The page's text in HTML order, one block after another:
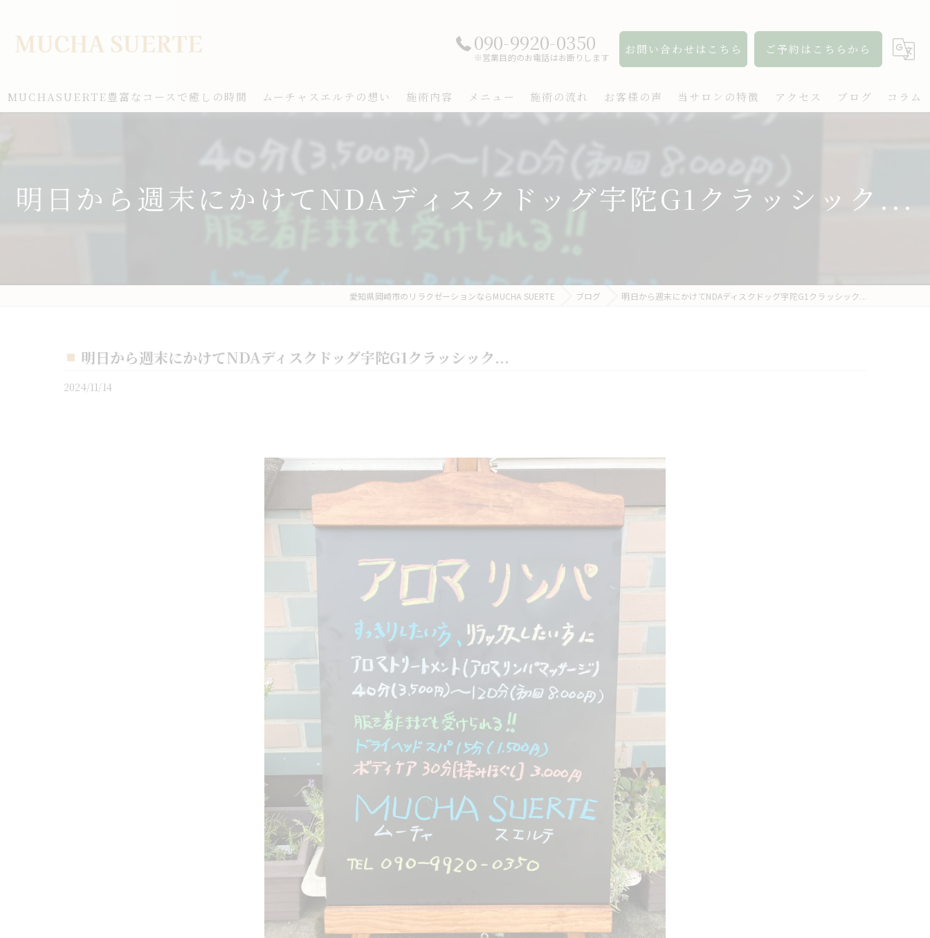
090-9920-0350
※営業目的のお電話はお断りします
お問い合わせはこちら ご予約はこちらから
MUCHASUERTE豊富なコースで癒しの時間 ムーチャスエルテの想い 施術内容 メニュー 施術の流れ お客様の声 当サロンの特徴
ボディケア
アクセス ブログ コラム
明日から週末にかけてNDAディスクドッグ宇陀G1クラッシック...
愛知県岡崎市のリラクゼーションならMUCHA SUERTE ブログ 明日から週末にかけてNDAディスクドッグ宇陀G1クラッシック...
明日から週末にかけてNDAディスクドッグ宇陀G1クラッシック...
2024/11/14